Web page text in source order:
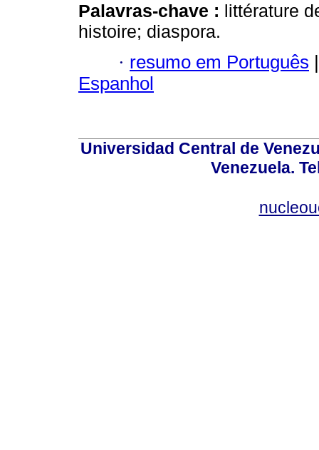
Palavras-chave : littérature
histoire; diaspora.
· resumo em Português |
Espanhol
Universidad Central de
Venezuela.